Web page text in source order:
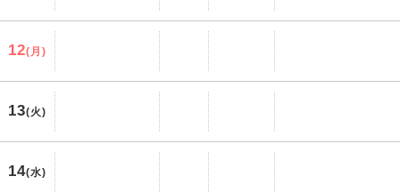
12(月)
13(火)
14(水)